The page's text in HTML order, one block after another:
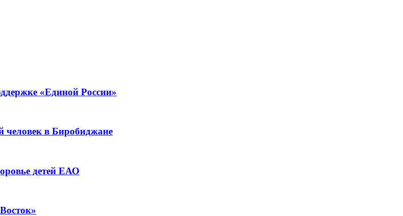
«Единой России»
человек в Биробиджане
детей ЕАО